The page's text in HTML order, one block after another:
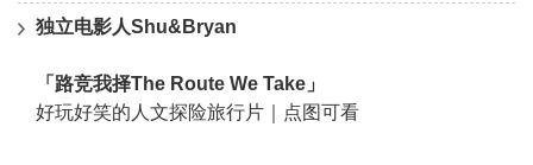
独立电影人Shu&Bryan
「路竞我择The Route We Take」
好玩好笑的人文探险旅行片｜点图可看